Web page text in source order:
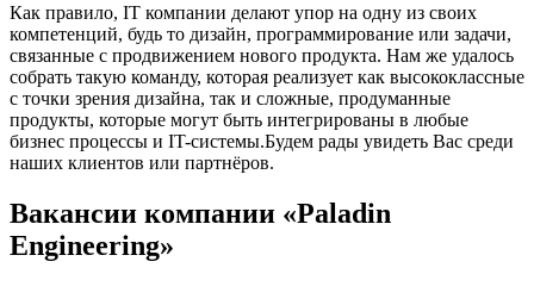
Как правило, IT компании делают упор на одну из своих
компетенций, будь то дизайн, программирование или задачи,
связанные с продвижением нового продукта. Нам же удалось
собрать такую команду, которая реализует как высококлассные
с точки зрения дизайна, так и сложные, продуманные
продукты, которые могут быть интегрированы в любые
бизнес процессы и IT-системы.Будем рады увидеть Вас среди
наших клиентов или партнёров.
Вакансии компании «Paladin
Engineering»